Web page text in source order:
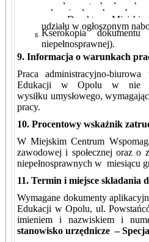
przepływu tych danych
ochronie danych
przez Dyrektora
udziału w ogłoszonym
Kserokopia dokumentu
niepełnosprawnej).
9. Informacja o warunkach
Praca administracyjno-
Edukacji w Opolu w nie
wysiłku umysłowego,
pracy.
10. Procentowy wskaźnik
W Miejskim Centrum
zawodowej i społecznej oraz o
niepełnosprawnych w miesiącu
11. Termin i miejsce składania
Wymagane dokumenty
Edukacji w Opolu, ul.
imieniem i nazwiskiem i
stanowisko urzędnicze–